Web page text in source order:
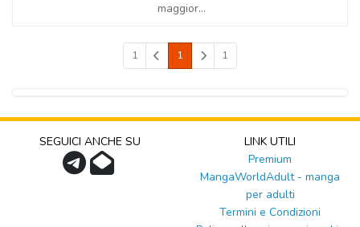
maggior...
1 1 1
SEGUICI ANCHE SU
LINK UTILI
Premium
MangaWorldAdult - manga
per adulti
Termini e Condizioni